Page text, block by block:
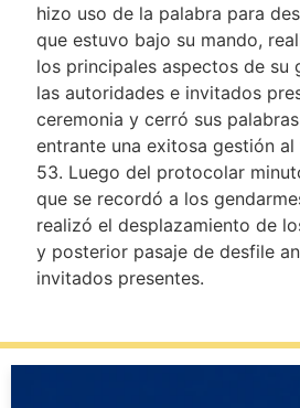
hizo uso de la palabra para
que estuvo bajo su mando,
los principales aspectos de su
las autoridades e invitados
ceremonia y cerró sus
entrante una exitosa gestión
53. Luego del protocolar
que se recordó a los
realizó el desplazamiento de
y posterior pasaje de desfile
invitados presentes.